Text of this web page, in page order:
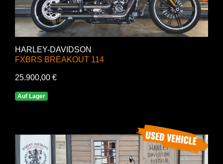
HARLEY-DAVIDSON
FXBRS BREAKOUT 114
25.900,00 €
Auf Lager